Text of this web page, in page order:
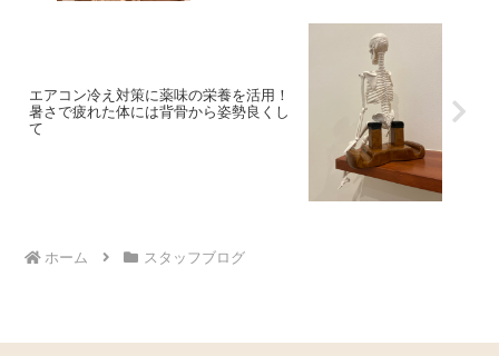
エアコン冷え対策に薬味の栄養を活用！
暑さで疲れた体には背骨から姿勢良くし
て
ホーム スタッフブログ